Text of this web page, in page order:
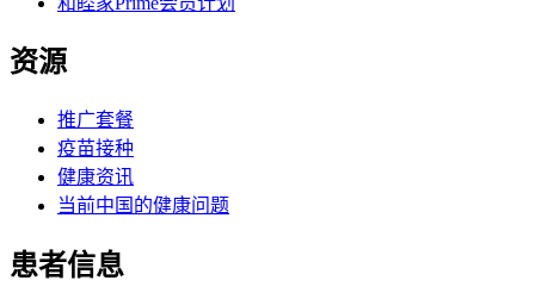
资源
推广套餐
疫苗接种
健康资讯
当前中国的健康问题
患者信息